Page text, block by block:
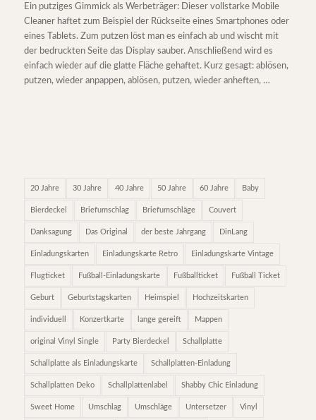
Ein putziges Gimmick als Werbeträger: Dieser vollstarke Mobile
Cleaner haftet zum Beispiel der Rückseite eines Smartphones oder
eines Tablets. Zum putzen löst man es einfach ab und wischt mit
der bedruckten Seite das Display sauber. Anschließend wird es
einfach wieder auf die glatte Fläche gehaftet. Kurz gesagt: ablösen,
putzen, wieder anpappen, ablösen, putzen, wieder anheften, …
20 Jahre 30 Jahre 40 Jahre 50 Jahre 60 Jahre Baby
Bierdeckel Briefumschlag Briefumschläge Couvert
Danksagung Das Original der beste Jahrgang DinLang
Einladungskarten Einladungskarte Retro Einladungskarte Vintage
Flugticket Fußball-Einladungskarte Fußballticket Fußball Ticket
Geburt Geburtstagskarten Heimspiel Hochzeitskarten
individuell Konzertkarte lange gereift Mappen
original Vinyl Single Party Bierdeckel Schallplatte
Schallplatte als Einladungskarte Schallplatten-Einladung
Schallplatten Deko Schallplattenlabel Shabby Chic Einladung
Sweet Home Umschlag Umschläge Untersetzer Vinyl